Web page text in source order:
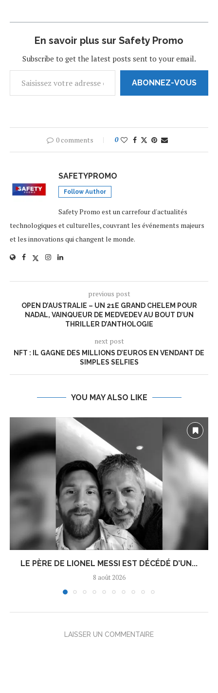
de George Floyd n’ont pas
nuit de vendredi à samedi
En savoir plus sur Safety Promo
Subscribe to get the latest posts sent to your email.
ABONNEZ-VOUS
0 comments 0
SAFETYPROMO
Follow Author
Safety Promo est un carrefour d'actualités
technologiques et culturelles, couvrant les événements majeurs
et les innovations qui changent le monde.
previous post
OPEN D’AUSTRALIE – UN 21E GRAND CHELEM POUR
NADAL, VAINQUEUR DE MEDVEDEV AU BOUT D’UN
THRILLER D’ANTHOLOGIE
next post
NFT : IL GAGNE DES MILLIONS D’EUROS EN VENDANT DE
SIMPLES SELFIES
YOU MAY ALSO LIKE
LE PÈRE DE LIONEL MESSI EST DÉCÉDÉ D’UN...
8 août 2026
LAISSER UN COMMENTAIRE